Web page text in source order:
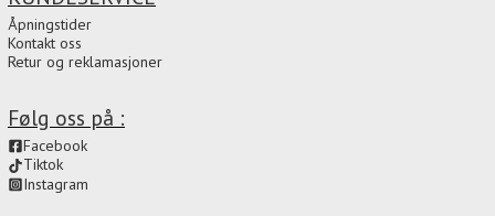
Følg oss på :
Facebook
Tiktok
Instagram
Åpningstider
Kontakt oss
Retur og reklamasjoner